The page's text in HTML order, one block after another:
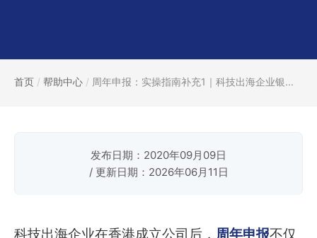
首页 / 帮助中心 / 周年申报：实操指南补充1｜科技出海企业银...
发布日期：2020年09月09日
/ 更新日期：2026年06月11日
科技出海企业在香港成立公司后， 周年申报不仅